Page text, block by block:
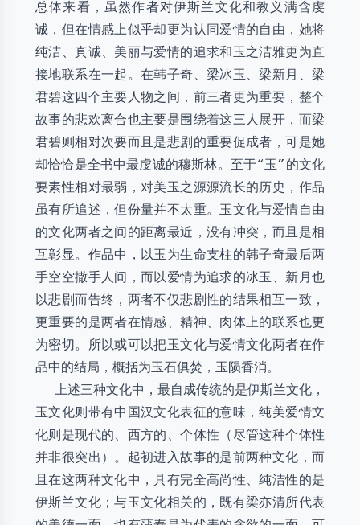
总体来看，虽然作者对伊斯兰文化和教义满含虔
诚，但在情感上似乎却更为认同爱情的自由，她将
纯洁、真诚、美丽与爱情的追求和玉之洁雅更为直
接地联系在一起。在韩子奇、梁冰玉、梁新月、梁
君碧这四个主要人物之间，前三者更为重要，整个
故事的悲欢离合也主要是围绕着这三人展开，而梁
君碧则相对次要而且是悲剧的重要促成者，可是她
却恰恰是全书中最虔诚的穆斯林。至于“玉”的文化
要素性相对最弱，对美玉之源源流长的历史，作品
虽有所追述，但份量并不太重。玉文化与爱情自由
的文化两者之间的距离最近，没有冲突，而且是相
互彰显。作品中，以玉为生命支柱的韩子奇最后两
手空空撒手人间，而以爱情为追求的冰玉、新月也
以悲剧而告终，两者不仅悲剧性的结果相互一致，
更重要的是两者在情感、精神、肉体上的联系也更
为密切。所以或可以把玉文化与爱情文化两者在作
品中的结局，概括为玉石俱焚，玉陨香消。
上述三种文化中，最自成传统的是伊斯兰文化，
玉文化则带有中国汉文化表征的意味，纯美爱情文
化则是现代的、西方的、个体性（尽管这种个体性
并非很突出）。起初进入故事的是前两种文化，而
且在这两种文化中，具有完全高尚性、纯洁性的是
伊斯兰文化；与玉文化相关的，既有梁亦清所代表